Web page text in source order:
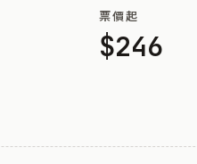
票價起
$246